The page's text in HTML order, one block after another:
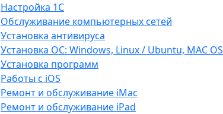
Настройка 1С
Обслуживание компьютерных сетей
Установка антивируса
Установка ОС: Windows, Linux / Ubuntu, МАС OS
Установка программ
Работы с iOS
Ремонт и обслуживание iMac
Ремонт и обслуживание iPad